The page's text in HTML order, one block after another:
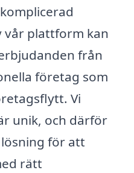
vår plattform kan
från
företag som
Vi
unik, och därför
för att
rätt